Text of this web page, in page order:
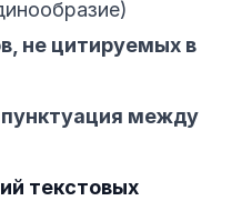
не цитируемых в
между
текстовых